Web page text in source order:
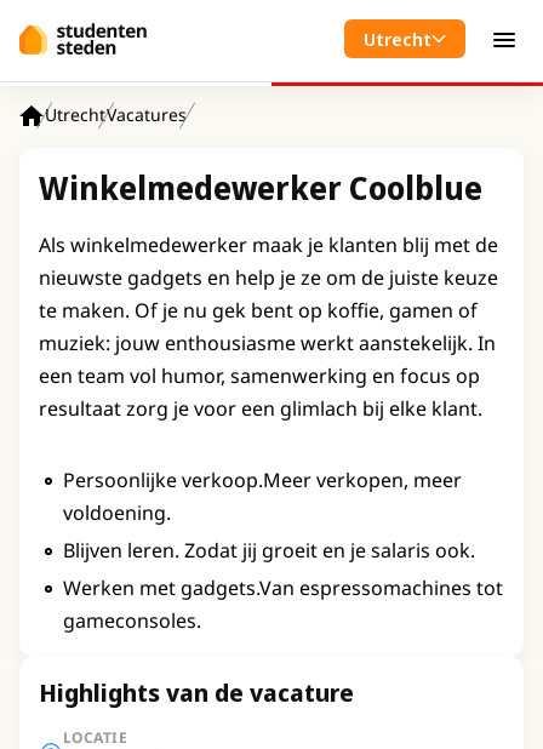
Utrecht
UtrechtVacatures
Winkelmedewerker Coolblue
Als winkelmedewerker maak je klanten blij met de
nieuwste gadgets en help je ze om de juiste keuze
te maken. Of je nu gek bent op koffie, gamen of
muziek: jouw enthousiasme werkt aanstekelijk. In
een team vol humor, samenwerking en focus op
resultaat zorg je voor een glimlach bij elke klant.
Persoonlijke verkoop.Meer verkopen, meer
voldoening.
Blijven leren. Zodat jij groeit en je salaris ook.
Werken met gadgets.Van espressomachines tot
gameconsoles.
Highlights van de vacature
LOCATIE